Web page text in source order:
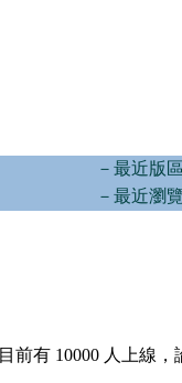
－最近版
－最近瀏
前有 10000 人上線